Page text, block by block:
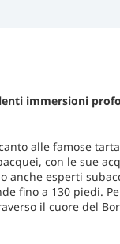
immersioni
alle famose
con le sue
esperti
fino a 130 piedi.
il cuore del